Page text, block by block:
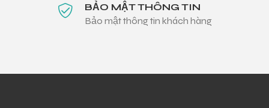
BẢO MẬT THÔNG TIN
Bảo mật thông tin khách hàng